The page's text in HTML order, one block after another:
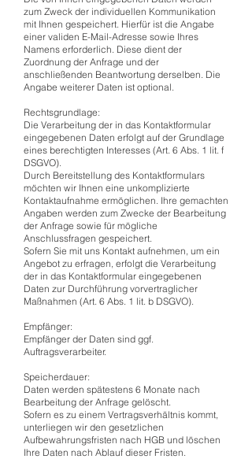
zum Zweck der individuellen Kommunikation
mit Ihnen gespeichert. Hierfür ist die Angabe
einer validen E-Mail-Adresse sowie Ihres
Namens erforderlich. Diese dient der
Zuordnung der Anfrage und der
anschließenden Beantwortung derselben. Die
Angabe weiterer Daten ist optional.
Rechtsgrundlage:
Die Verarbeitung der in das Kontaktformular
eingegebenen Daten erfolgt auf der Grundlage
eines berechtigten Interesses (Art. 6 Abs. 1 lit. f
DSGVO).
Durch Bereitstellung des Kontaktformulars
möchten wir Ihnen eine unkomplizierte
Kontaktaufnahme ermöglichen. Ihre gemachten
Angaben werden zum Zwecke der Bearbeitung
der Anfrage sowie für mögliche
Anschlussfragen gespeichert.
Sofern Sie mit uns Kontakt aufnehmen, um ein
Angebot zu erfragen, erfolgt die Verarbeitung
der in das Kontaktformular eingegebenen
Daten zur Durchführung vorvertraglicher
Maßnahmen (Art. 6 Abs. 1 lit. b DSGVO).
Empfänger:
Empfänger der Daten sind ggf.
Auftragsverarbeiter.
Speicherdauer:
Daten werden spätestens 6 Monate nach
Bearbeitung der Anfrage gelöscht.
Sofern es zu einem Vertragsverhältnis kommt,
unterliegen wir den gesetzlichen
Aufbewahrungsfristen nach HGB und löschen
Ihre Daten nach Ablauf dieser Fristen.